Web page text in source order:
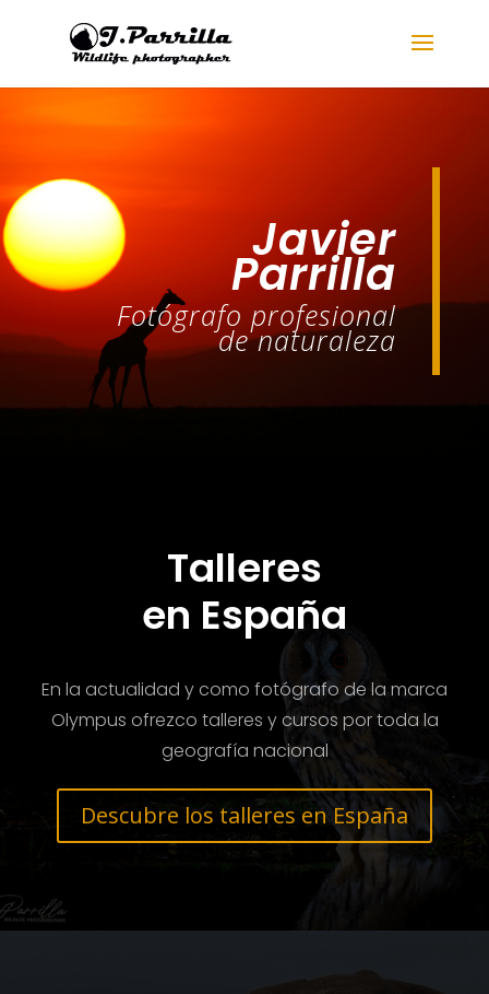
Javier
Parrilla
Fotógrafo profesional
de naturaleza
Talleres
en España
En la actualidad y como fotógrafo de la marca
Olympus ofrezco talleres y cursos por toda la
geografía nacional
Descubre los talleres en España